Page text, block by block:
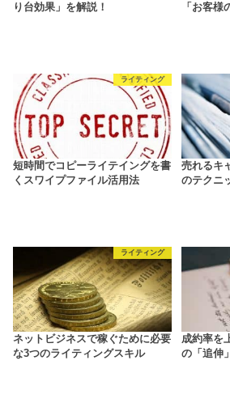
り台効果」を解説！
「お客様
ライティング
短時間でコピーライテイングを書
くスワイプファイル活用法
売れるキ
のテクニ
ライティング
ネットビジネスで稼ぐために必要
な3つのライティングスキル
成約率を
の「追伸